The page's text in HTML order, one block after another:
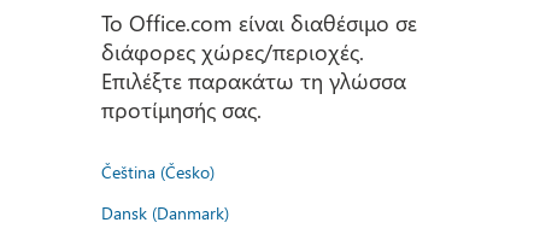
Το Office.com είναι διαθέσιμο σε
διάφορες χώρες/περιοχές.
Επιλέξτε παρακάτω τη γλώσσα
προτίμησής σας.
Čeština (Česko)
Dansk (Danmark)